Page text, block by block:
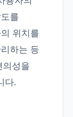
를
위치를
하는 등
의성을
다.